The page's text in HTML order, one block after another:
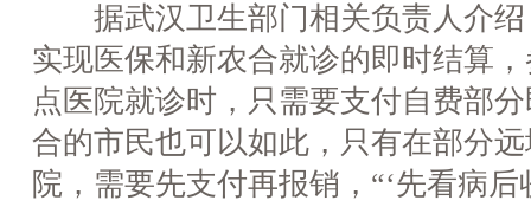
据武汉卫生部门相关负责人介绍
实现医保和新农合就诊的即时结算
点医院就诊时，只需要支付自费部
合的市民也可以如此，只有在部分
院，需要先支付再报销，“‘先看病